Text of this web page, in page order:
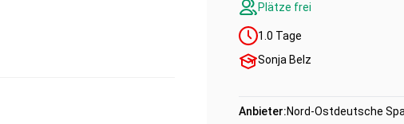
Plätze frei
1.0 Tage
Sonja Belz
Anbieter:Nord-Ostdeutsche